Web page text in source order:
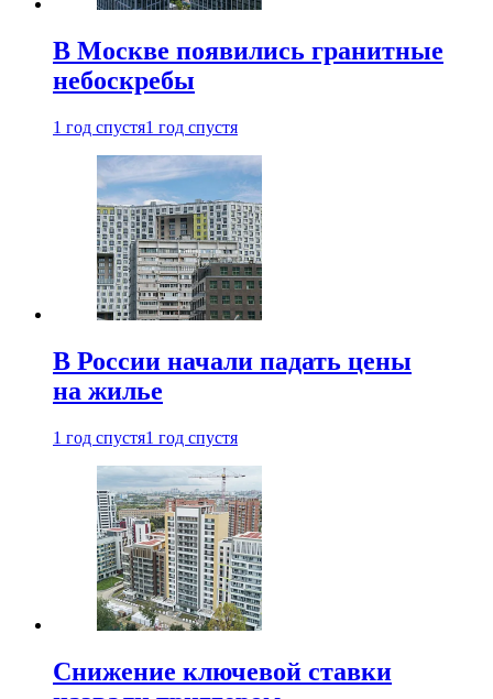
В Москве появились гранитные
небоскребы
1 год спустя1 год спустя
В России начали падать цены
на жилье
1 год спустя1 год спустя
Снижение ключевой ставки